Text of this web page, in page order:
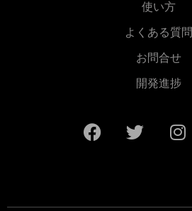
使い方
よくある質問
お問合せ
開発進捗